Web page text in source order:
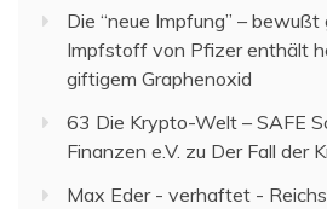
Die “neue Impfung” – bewußt
Impfstoff von Pfizer enthält
giftigem Graphenoxid
63 Die Krypto-Welt – SAFE
Finanzen e.V. zu Der Fall der
Max Eder - verhaftet -